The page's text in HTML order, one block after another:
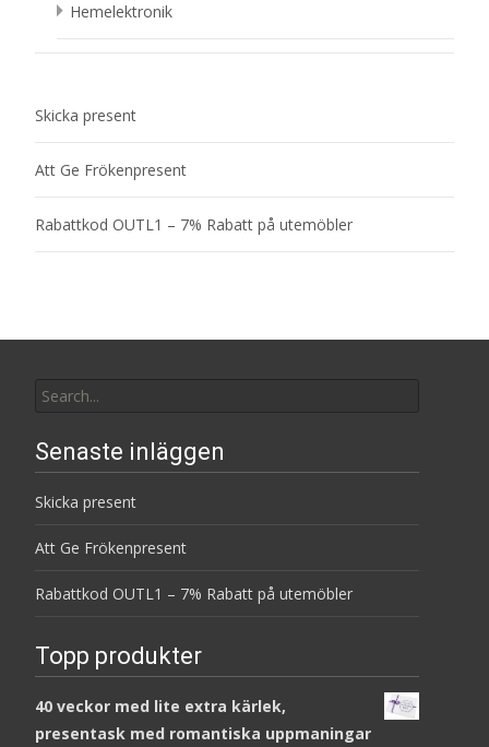
Hemelektronik
Skicka present
Att Ge Frökenpresent
Rabattkod OUTL1 – 7% Rabatt på utemöbler
for:
Senaste inläggen
Skicka present
Att Ge Frökenpresent
Rabattkod OUTL1 – 7% Rabatt på utemöbler
Topp produkter
40 veckor med lite extra kärlek,
presentask med romantiska uppmaningar